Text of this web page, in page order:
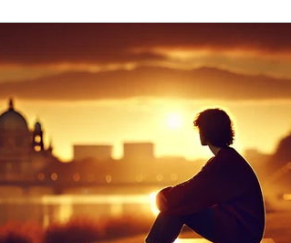
Cybermobbing-Prävention
Cybermobbingfall Céline Céline
Workshop #célinesvoice News